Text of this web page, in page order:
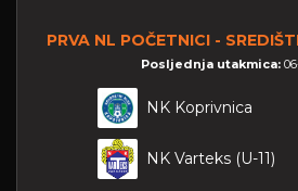
PRVA NL POČETNICI -
Posljednja utakmica:
NK Koprivnica
NK Varteks (U-11)